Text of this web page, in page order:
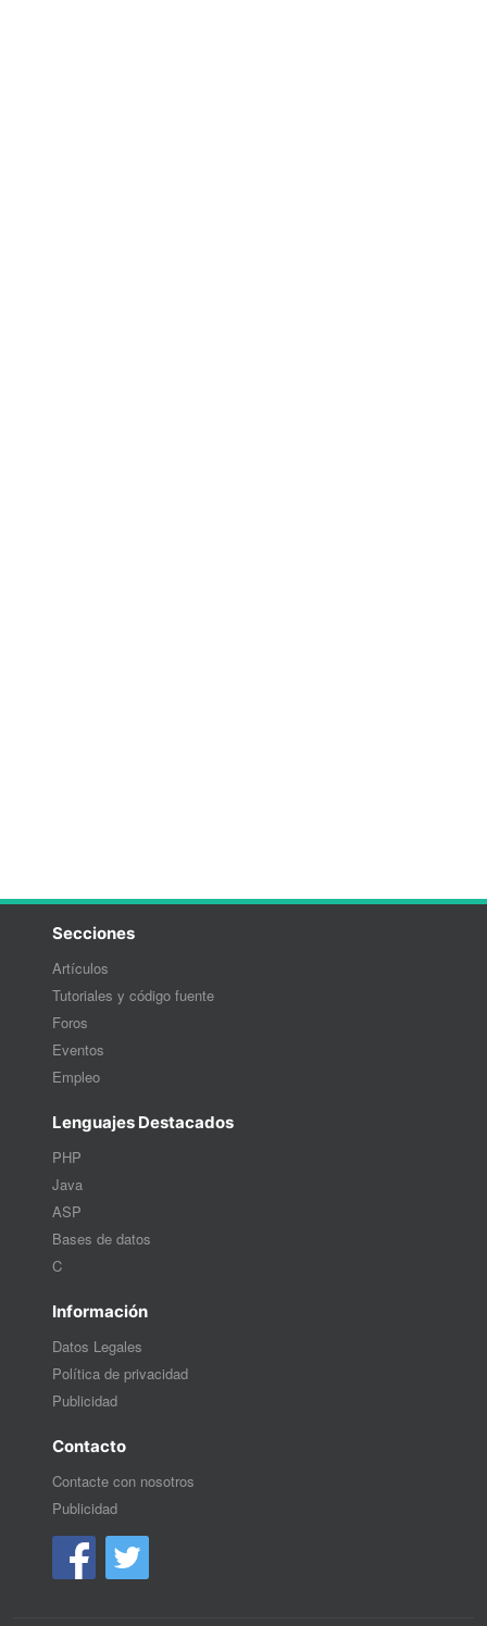
Secciones
Artículos
Tutoriales y código fuente
Foros
Eventos
Empleo
Lenguajes Destacados
PHP
Java
ASP
Bases de datos
C
Información
Datos Legales
Política de privacidad
Publicidad
Contacto
Contacte con nosotros
Publicidad